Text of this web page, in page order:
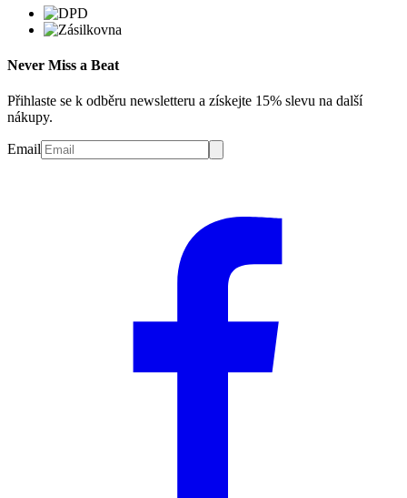
Never Miss a Beat
Přihlaste se k odběru newsletteru a získejte 15% slevu na další
nákupy.
Email